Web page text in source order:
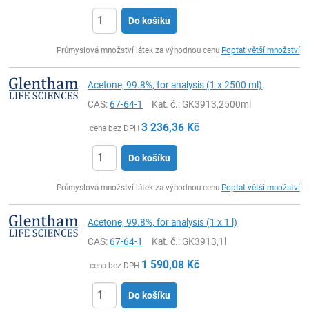
Do košíku
Průmyslová množství látek za výhodnou cenu Poptat větší množství
Acetone, 99.8%, for analysis (1 x 2500 ml)
CAS:67-64-1 Kat. č.: GK3913,2500ml
cena bez DPH 3 236,36 Kč
Do košíku
Průmyslová množství látek za výhodnou cenu Poptat větší množství
Acetone, 99.8%, for analysis (1 x 1 l)
CAS:67-64-1 Kat. č.: GK3913,1l
cena bez DPH 1 590,08 Kč
Do košíku